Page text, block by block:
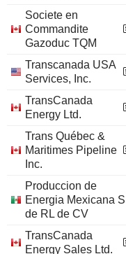
Societe en
Commandite
Gazoduc TQM
Transcanada USA
Services, Inc.
TransCanada
Energy Ltd.
Trans Québec &
Maritimes Pipeline
Inc.
Produccion de
Energia Mexicana S
de RL de CV
TransCanada
Energy Sales Ltd.